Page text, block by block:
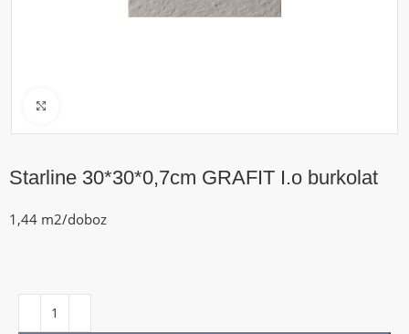
Starline 30*30*0,7cm GRAFIT I.o burkolat
1,44 m2/doboz